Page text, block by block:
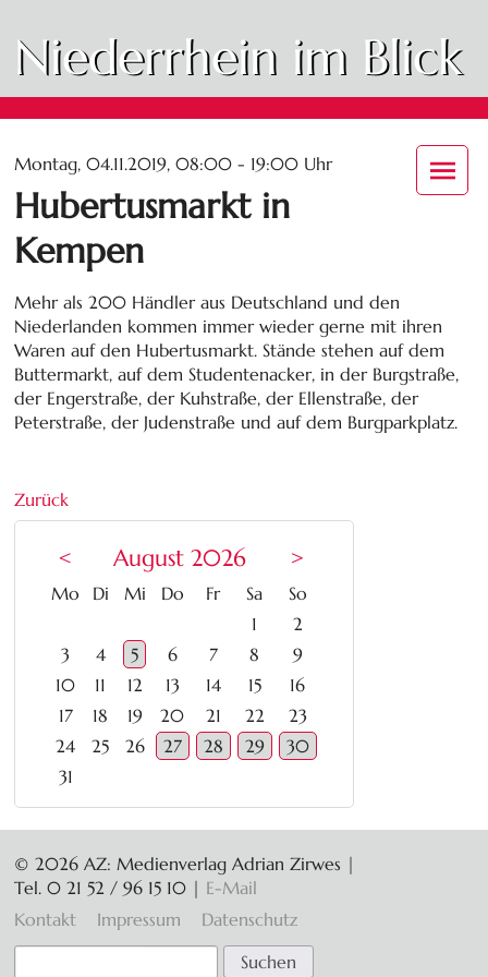
Niederrhein im Blick
Montag, 04.11.2019, 08:00 - 19:00 Uhr
Hubertusmarkt in
Kempen
Mehr als 200 Händler aus Deutschland und den
Niederlanden kommen immer wieder gerne mit ihren
Waren auf den Hubertusmarkt. Stände stehen auf dem
Buttermarkt, auf dem Studentenacker, in der Burgstraße,
der Engerstraße, der Kuhstraße, der Ellenstraße, der
Peterstraße, der Judenstraße und auf dem Burgparkplatz.
Zurück
< August 2026 >
Mo ntag
Dienstag
Mittwoch
Donnerstag
Freitag
Samstag
Sonntag
1
2
3
4 5 6 7 8
9
10
11 12 13 14 15
16
17
18 19 20 21 22
23
24
25 26 27 28 29
30
31
© 2026 AZ: Medienverlag Adrian Zirwes |
Tel. 0 21 52 / 96 15 10 | E-Mail
Navigation
überspringen
Kontakt Impressum Datenschutz